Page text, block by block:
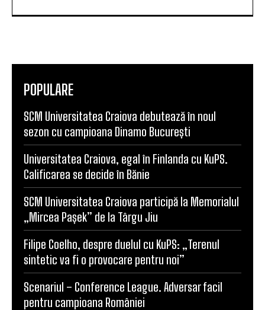
POPULARE
SCM Universitatea Craiova debutează în noul
sezon cu campioana Dinamo București
Universitatea Craiova, egal în Finlanda cu KuPS.
Calificarea se decide în Bănie
SCM Universitatea Craiova participă la Memorialul
„Mircea Pașek” de la Târgu Jiu
Filipe Coelho, despre duelul cu KuPS: „Terenul
sintetic va fi o provocare pentru noi”
Scenariul – Conference League. Adversar facil
pentru campioana României